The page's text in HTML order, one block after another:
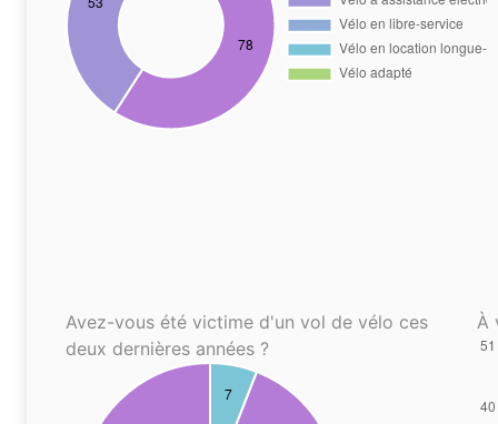
Avez-vous été victime d'un vol de vélo ces
deux dernières années ?
À